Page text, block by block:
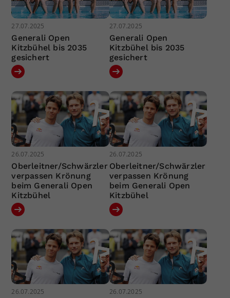
27.07.2025
Generali Open
Kitzbühel bis 2035
gesichert
27.07.2025
Generali Open
Kitzbühel bis 2035
gesichert
26.07.2025
Oberleitner/Schwärzler
verpassen Krönung
beim Generali Open
Kitzbühel
26.07.2025
Oberleitner/Schwärzler
verpassen Krönung
beim Generali Open
Kitzbühel
26.07.2025 26.07.2025